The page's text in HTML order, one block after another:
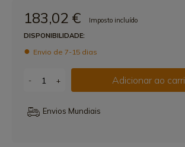
183,02 €
Imposto incluído
DISPONIBILIDADE:
Envio de 7-15 dias
- + Adicionar ao
Envios Mundiais